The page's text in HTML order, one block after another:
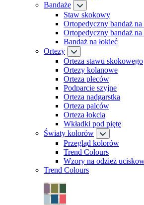
Bandaże
Staw skokowy
Ortopedyczny bandaż
Ortopedyczny bandaż na
Bandaż na łokieć
Ortezy
Orteza stawu skokowego
Ortezy kolanowe
Orteza pleców
Podparcie szyjne
Orteza nadgarstka
Orteza palców
Orteza łokcia
Wkładki pod piętę
Światy kolorów
Przegląd kolorów
Trend Colours
Wzory na odzież
Trend Colours